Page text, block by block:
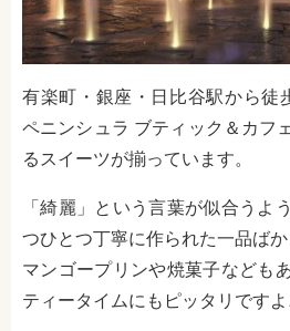
有楽町・銀座・日比谷駅から徒
ペニンシュラ ブティック＆カフ
るスイーツが揃っています。
「綺麗」という言葉が似合うよ
つひとつ丁寧に作られた一品ばか
マンゴープリンや焼菓子なども
ティータイムにもピッタリですよ